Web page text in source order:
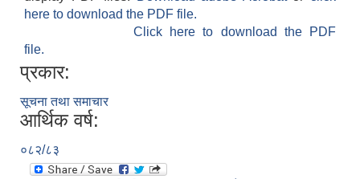
here to download the PDF file.
Click here to download the PDF
file.
प्रकार:
सूचना तथा समाचार
आर्थिक वर्ष:
०८२/८३